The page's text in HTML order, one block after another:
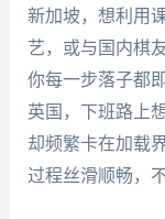
新加坡，想利用
艺，或与国内棋
你每一步落子都
英国，下班路上
却频繁卡在加载
过程丝滑顺畅，